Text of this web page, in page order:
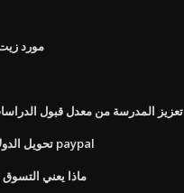
مورد
تعزيز المدرسة من معدل قبول
تحويل الدولار الأمريكي إلى paypal
ماذا يعني التسوق